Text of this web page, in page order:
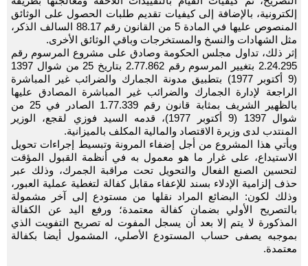
إلكترونية، بالإضافة إلى كيفيات تقديم طلبات الحصول على الوثائق
المنصوص عليها في المادة 5 من القانون رقم 88.17 السالف الذكر،
مثل الشهادات والنسخ والمستخرجات وباقي الوثائق الأخرى.
إثر ذلك، تداول مجلس الحكومة وصادق على مشروع المرسوم رقم
2.24.295 بتغيير المرسوم رقم 2.77.862 بتاريخ 25 من شوال 1397
(9 أكتوبر 1977) بتطبيق مدونة الجمارك والضرائب غير المباشرة
الراجعة لإدارة الجمارك والضرائب غير المباشرة المصادق عليها
بالظهير الشريف بمثابة قانون رقم 1.77.339 الصادر في 25 من
شوال 1397 (9 أكتوبر 1977)، قدمه السيد فوزي لقجع، الوزير
المنتدب لدى وزيرة الاقتصاد والمالية المكلف بالميزانية.
ويأتي هذا المشروع من أجل إضفاء المرونة وتبسيط إجراءات تحويل
الاستيداع، على غرار ما هو معمول به في أنظمة القبول المؤقت
لتحسين الصنع الفعال والتحويل تحت مراقبة الجمرك، وذلك عبر
حذف إلزامية الإدلاء بسند للإعفاء مقابل كفالة لتغطية عملية العبور،
وذلك لكون: البضائع المراد نقلها من مستودع إلى آخر مشمولة
بالتصريح الأولي بضمان كفالة معتمدة؛ ورفع اليد عن الكفالة
المذكورة لا يتم إلا بعد أن يسجل المفوت له تصريح التفويت الذي
بموجبه يصفى حساب المستودع الأصلي، المشمول أيضا بكفالة
معتمدة.